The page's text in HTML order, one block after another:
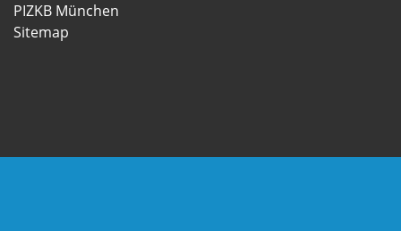
PIZKB München
Sitemap